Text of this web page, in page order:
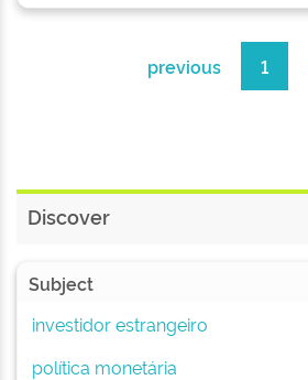
previous 1
Discover
Subject
investidor estrangeiro
política monetária